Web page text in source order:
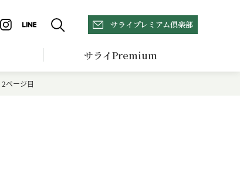
サライプレミアム倶楽部
サライPremium
2ページ目